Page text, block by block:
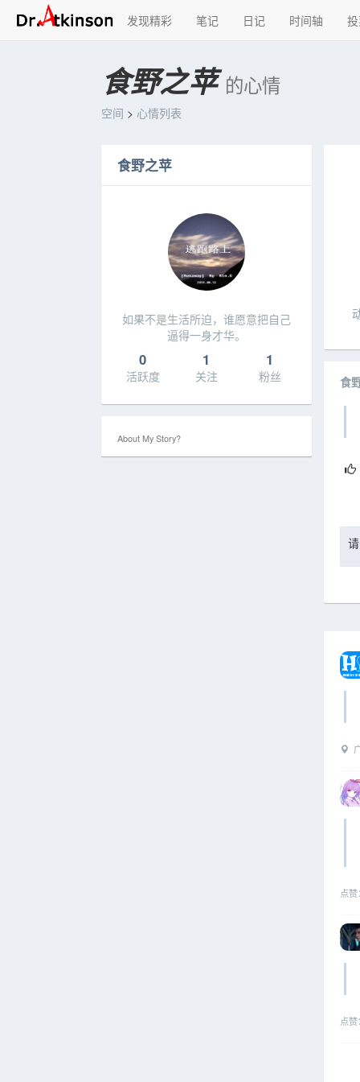
发现精彩 笔记 日记 时间轴
食野之苹 的心情
空间 > 心情列表
食野之苹
如果不是生活所迫，谁愿意把自己
逼得一身才华。
0
活跃度
1
关注
1
粉丝
About My Story?
食
点
点